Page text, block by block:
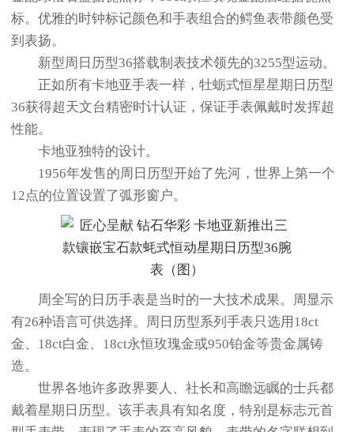
标。优雅的时钟标记颜色和手表组合的鳄鱼表带颜色受
到表扬。
新型周日历型36搭载制表技术领先的3255型运动。
正如所有卡地亚手表一样，牡蛎式恒星星期日历型
36获得超天文台精密时计认证，保证手表佩戴时发挥超
性能。
卡地亚独特的设计。
1956年发售的周日历型开始了先河，世界上第一个
12点的位置设置了弧形窗户。
周全写的日历手表是当时的一大技术成果。周显示
有26种语言可供选择。周日历型系列手表只选用18ct
金、18ct白金、18ct永恒玫瑰金或950铂金等贵金属铸
造。
世界各地许多政界要人、社长和高瞻远瞩的士兵都
戴着星期日历型。该手表具有知名度，特别是标志元首